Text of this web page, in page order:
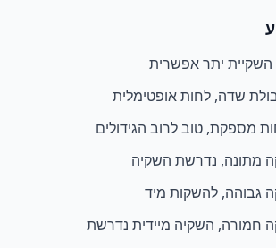
השקיית יתר אפשרית
שדה, לחות אופטימלית
מספקת, טוב לרוב הגידולים
מתונה, נדרשת השקיה
גבוהה, להשקות מיד
חמורה, השקיה מיידית נדרשת